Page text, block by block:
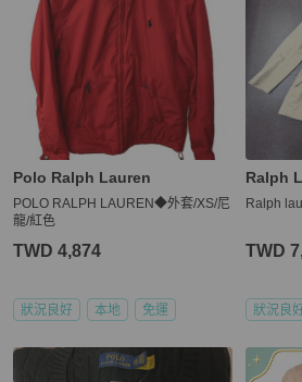
Polo Ralph Lauren
POLO RALPH LAUREN◆外套/XS/尼
龍/紅色
TWD 4,874
狀況良好 本地 免運
Ralph
Ralph
TWD
狀況良